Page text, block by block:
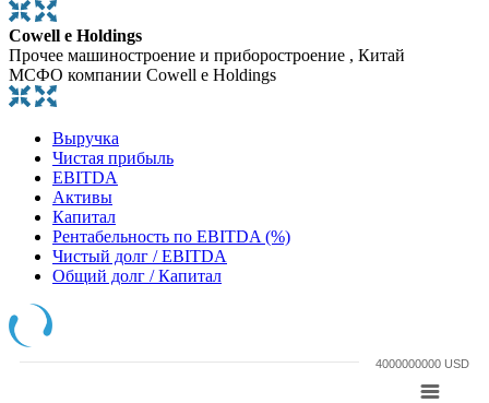
Cowell e Holdings
Прочее машиностроение и приборостроение , Китай
МСФО компании Cowell e Holdings
Выручка
Чистая прибыль
EBITDA
Активы
Капитал
Рентабельность по EBITDA (%)
Чистый долг / EBITDA
Общий долг / Капитал
4000000000 USD